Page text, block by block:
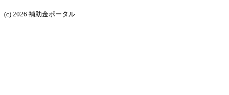
(c) 2026 補助金ポータル